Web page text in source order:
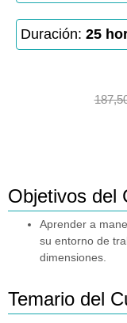
Duración: 25
Objetivos del
Aprender a
su entorno de
dimensiones.
Temario del